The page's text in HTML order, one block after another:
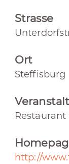
Strasse
Ort
Steffisburg
http://